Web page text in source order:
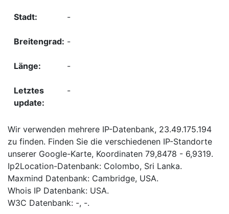
-
-
-
-
Wir verwenden mehrere IP-Datenbank, 23.49.175.194
zu finden. Finden Sie die verschiedenen IP-Standorte
unserer Google-Karte, Koordinaten 79,8478 - 6,9319.
Ip2Location-Datenbank: Colombo, Sri Lanka.
Maxmind Datenbank: Cambridge, USA.
Whois IP Datenbank: USA.
W3C Datenbank: -, -.